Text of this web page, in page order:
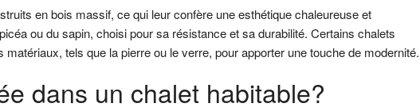
en bois massif, ce qui leur confère une esthétique chaleureuse et
ou du sapin, choisi pour sa résistance et sa durabilité. Certains chalets
matériaux, tels que la pierre ou le verre, pour apporter une touche de modernité.
dans un chalet habitable?